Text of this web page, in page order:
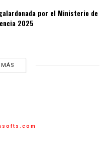
por el Ministerio de
2025